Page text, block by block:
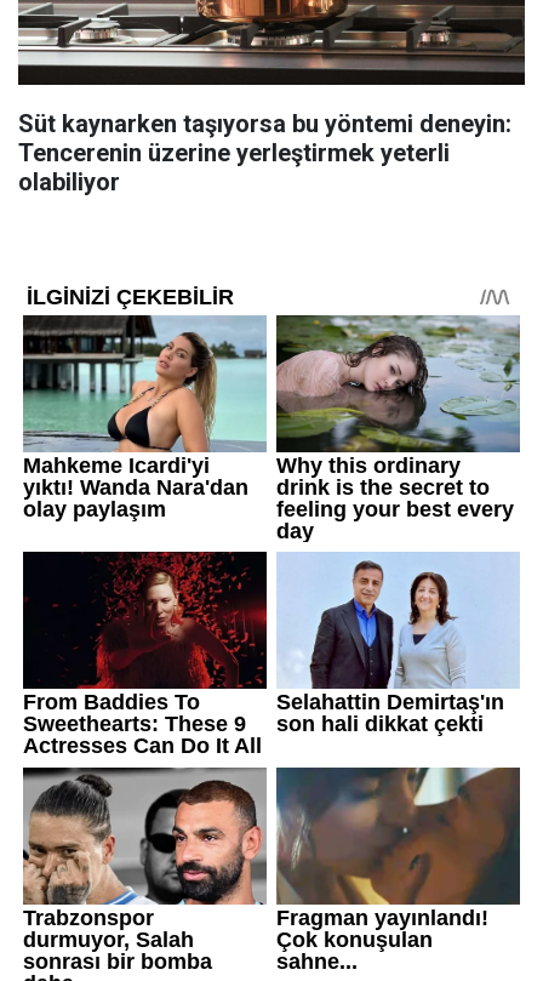
Süt kaynarken taşıyorsa bu yöntemi deneyin:
Tencerenin üzerine yerleştirmek yeterli
olabiliyor